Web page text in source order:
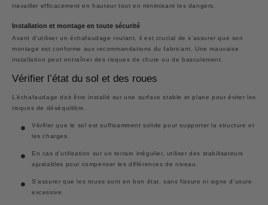
travailler efficacement en hauteur tout en minimisant les dangers.
Installation et montage en toute sécurité
Avant d’utiliser un échafaudage roulant, il est crucial de s’assurer que son
montage est conforme aux recommandations du fabricant. Une mauvaise
installation peut entraîner des risques de chute ou de basculement.
Vérifier l’état du sol et des roues
L’échafaudage doit être installé sur une surface stable et plane pour éviter les
risques de déséquilibre.
Vérifier que le sol est suffisamment solide pour supporter la structure et
les charges.
En cas d’utilisation sur un terrain irrégulier, utiliser des stabilisateurs
ajustables pour compenser les différences de niveau.
S’assurer que les roues sont en bon état, sans fissure ni signe d’usure
excessive.